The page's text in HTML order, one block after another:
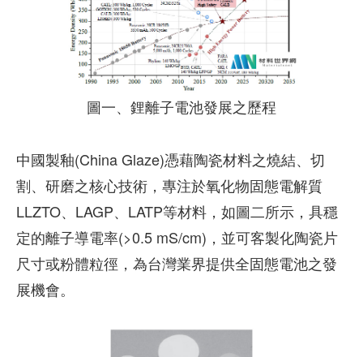
圖一、鋰離子電池發展之歷程
中國製釉(China Glaze)憑藉陶瓷材料之燒結、切
割、研磨之核心技術，專注於氧化物固態電解質
LLZTO、LAGP、LATP等材料，如圖二所示，具穩
定的離子導電率(>0.5 mS/cm)，並可客製化陶瓷片
尺寸或粉體粒徑，為台灣業界提供全固態電池之發
展機會。